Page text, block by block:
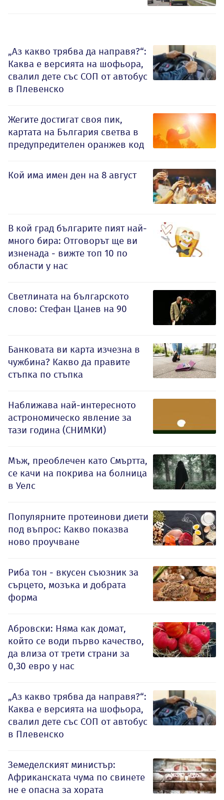
„Аз какво трябва да направя?“:
Каква е версията на шофьора,
свалил дете със СОП от автобус
в Плевенско
Жегите достигат своя пик,
картата на България светва в
предупредителен оранжев код
Кой има имен ден на 8 август
В кой град българите пият най-
много бира: Отговорът ще ви
изненада - вижте топ 10 по
области у нас
Светлината на българското
слово: Стефан Цанев на 90
Банковата ви карта изчезна в
чужбина? Какво да правите
стъпка по стъпка
Наближава най-интересното
астрономическо явление за
тази година (СНИМКИ)
Мъж, преоблечен като Смъртта,
се качи на покрива на болница
в Уелс
Популярните протеинови диети
под въпрос: Какво показва
ново проучване
Риба тон - вкусен съюзник за
сърцето, мозъка и добрата
форма
Абровски: Няма как домат,
който се води първо качество,
да влиза от трети страни за
0,30 евро у нас
„Аз какво трябва да направя?“:
Каква е версията на шофьора,
свалил дете със СОП от автобус
в Плевенско
Земеделският министър:
Африканската чума по свинете
не е опасна за хората